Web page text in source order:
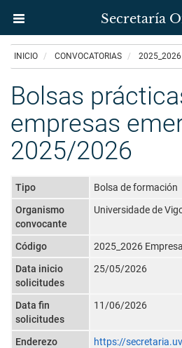
principal
Secretaría
Secretaría
Uvigo
INICIO CONVOCATORIAS 2025_2026
Bolsas
empresas
2025/2026
Tipo
Bolsa de formación
Organismo
convocante
Universidade de
Código
2025_2026
Data inicio
solicitudes
25/05/2026
Data fin
solicitudes
11/06/2026
Enderezo
https://